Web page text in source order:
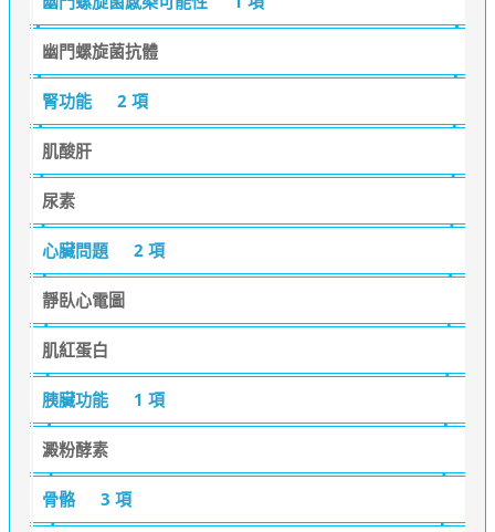
幽門螺旋菌抗體
腎功能 2 項
肌酸肝
尿素
心臟問題 2 項
靜臥心電圖
肌紅蛋白
胰臟功能 1 項
澱粉酵素
骨骼 3 項